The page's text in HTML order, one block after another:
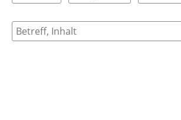
Suche nach Meldungen und Kommentaren